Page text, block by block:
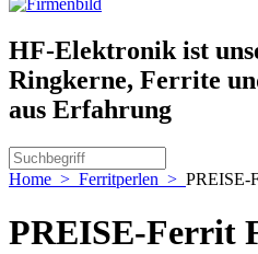
HF-Elektronik ist
Ringkerne, Ferrite
aus Erfahrung
Home > Ferritperlen > PREISE-
PREISE-Ferrit